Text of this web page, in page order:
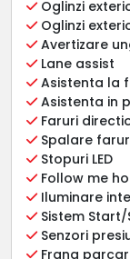
Oglinzi
Oglinzi
Avertizare
Lane assist
Asistenta la
Asistenta in
Faruri
Spalare
Stopuri LED
Follow me
Iluminare
Sistem Start/
Senzori
Frana